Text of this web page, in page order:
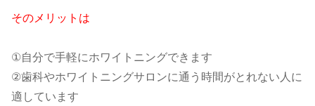
そのメリットは
①自分で手軽にホワイトニングできます
②歯科やホワイトニングサロンに通う時間がとれない人に
適しています